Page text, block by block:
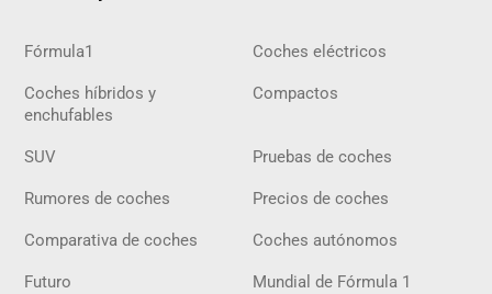
Fórmula1 Coches eléctricos
Coches híbridos y
enchufables
Compactos
SUV Pruebas de coches
Rumores de coches Precios de coches
Comparativa de coches Coches autónomos
Futuro Mundial de Fórmula 1